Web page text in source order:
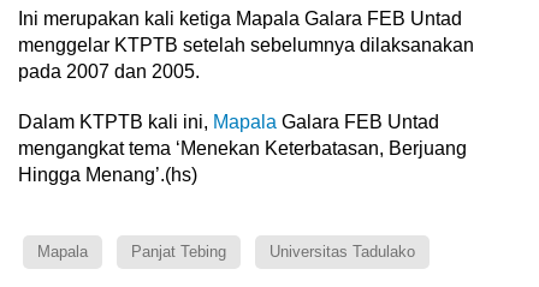
Ini merupakan kali ketiga Mapala Galara FEB Untad
menggelar KTPTB setelah sebelumnya dilaksanakan
pada 2007 dan 2005.
Dalam KTPTB kali ini, Mapala Galara FEB Untad
mengangkat tema ‘Menekan Keterbatasan, Berjuang
Hingga Menang’.(hs)
Mapala Panjat Tebing Universitas Tadulako